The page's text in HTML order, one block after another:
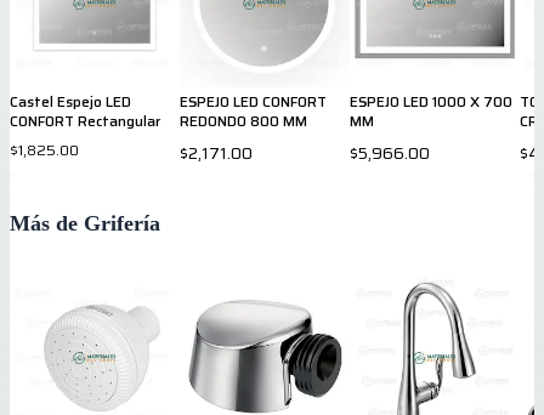
Castel Espejo LED
CONFORT Rectangular
$1,825.00
ESPEJO LED CONFORT
REDONDO 800 MM
$2,171.00
ESPEJO LED 1000 X 700
MM
$5,966.00
Más de Grifería